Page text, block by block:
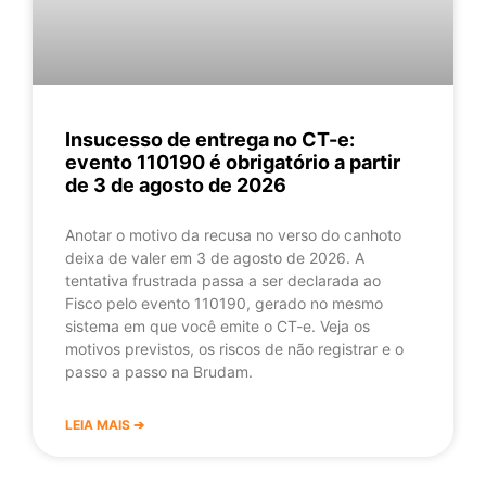
Insucesso de entrega no CT-e:
evento 110190 é obrigatório a partir
de 3 de agosto de 2026
Anotar o motivo da recusa no verso do canhoto
deixa de valer em 3 de agosto de 2026. A
tentativa frustrada passa a ser declarada ao
Fisco pelo evento 110190, gerado no mesmo
sistema em que você emite o CT-e. Veja os
motivos previstos, os riscos de não registrar e o
passo a passo na Brudam.
LEIA MAIS ➔